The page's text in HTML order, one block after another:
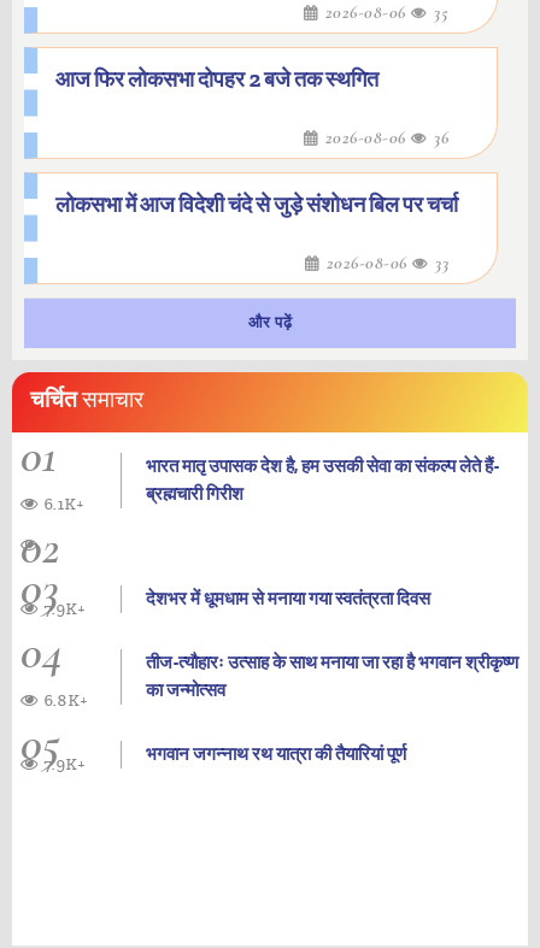
2026-08-06 35
आज फिर लोकसभा दोपहर 2 बजे तक स्थगित
2026-08-06 36
लोकसभा में आज विदेशी चंदे से जुड़े संशोधन बिल पर चर्चा
2026-08-06 33
और पढ़ें
चर्चितसमाचार
01
भारत मातृ उपासक देश है, हम उसकी सेवा का संकल्प लेते हैं-
ब्रह्मचारी गिरीश
6.1K+
02
03 देशभर में धूमधाम से मनाया गया स्वतंत्रता दिवस
7.9K+
04
तीज-त्यौहारः उत्साह के साथ मनाया जा रहा है भगवान श्रीकृष्ण
का जन्‍मोत्‍सव
6.8K+
05 भगवान जगन्नाथ रथ यात्रा की तैयारियां पूर्ण
7.9K+